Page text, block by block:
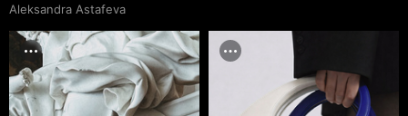
Aleksandra Astafeva